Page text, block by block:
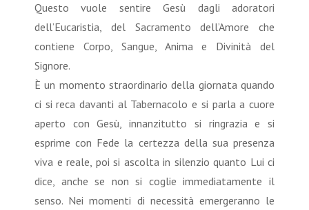
Questo vuole sentire Gesù dagli adoratori
dell’Eucaristia, del Sacramento dell’Amore che
contiene Corpo, Sangue, Anima e Divinità del
Signore.
È un momento straordinario della giornata quando
ci si reca davanti al Tabernacolo e si parla a cuore
aperto con Gesù, innanzitutto si ringrazia e si
esprime con Fede la certezza della sua presenza
viva e reale, poi si ascolta in silenzio quanto Lui ci
dice, anche se non si coglie immediatamente il
senso. Nei momenti di necessità emergeranno le